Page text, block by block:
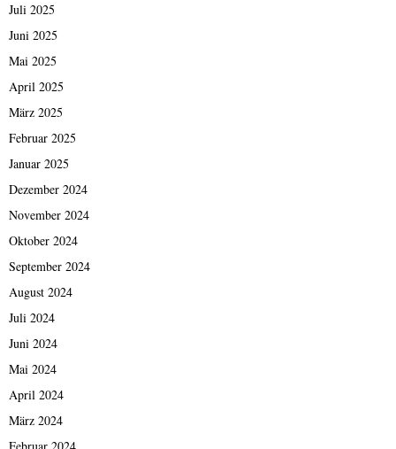
Juli 2025
Juni 2025
Mai 2025
April 2025
März 2025
Februar 2025
Januar 2025
Dezember 2024
November 2024
Oktober 2024
September 2024
August 2024
Juli 2024
Juni 2024
Mai 2024
April 2024
März 2024